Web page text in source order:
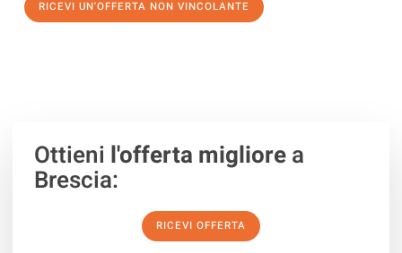
RICEVI UN'OFFERTA NON VINCOLANTE
Ottieni l'offerta migliorea
Brescia:
RICEVI OFFERTA